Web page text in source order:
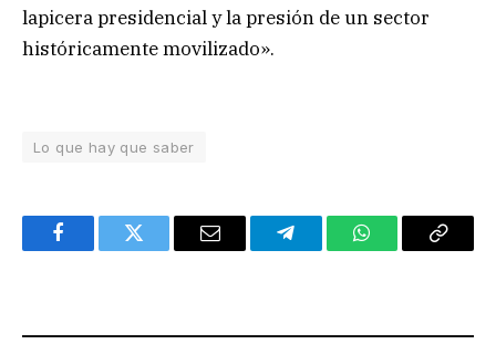
lapicera presidencial y la presión de un sector
históricamente movilizado».
Lo que hay que saber
FacebookTwitter Email TelegramWhatsAppCopy